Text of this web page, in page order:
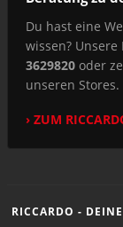
Du hast eine
wissen?
3629820 oder
unseren Stores.
› ZUM
RICCARDO -